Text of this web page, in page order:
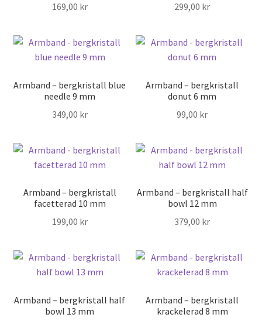
169,00 kr
299,00 kr
Armband – bergkristall blue
needle 9 mm
349,00 kr
Armband – bergkristall
donut 6 mm
99,00 kr
Armband – bergkristall
facetterad 10 mm
199,00 kr
Armband – bergkristall half
bowl 12 mm
379,00 kr
Armband – bergkristall half
bowl 13 mm
Armband – bergkristall
krackelerad 8 mm